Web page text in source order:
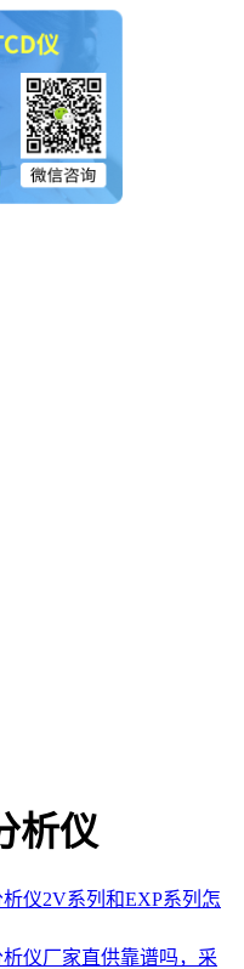
析仪
仪2V系列和EXP系列怎
仪厂家直供靠谱吗，采